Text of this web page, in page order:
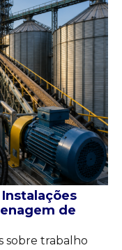
de
sobre trabalho